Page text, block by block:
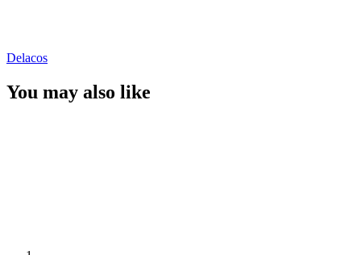
Delacos
You may also like